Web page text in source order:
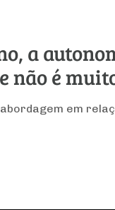
a
não é
em